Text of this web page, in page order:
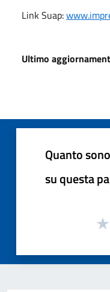
Link Suap:
Ultimo
Quanto
su questa